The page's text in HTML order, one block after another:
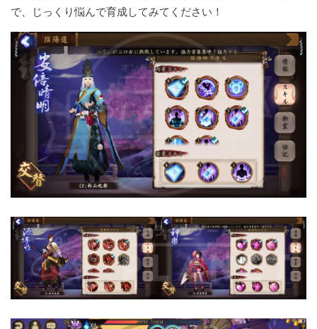
で、じっくり悩んで育成してみてください！